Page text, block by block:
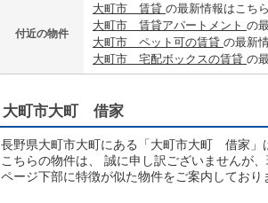
付近の物件
大町市 賃貸 の最新情報はこち
大町市 賃貸アパートメント の
大町市 ペット可の賃貸 の最新
大町市 宅配ボックスの賃貸 の
大町市大町 借家
長野県大町市大町にある「大町市大町 借家」
こちらの物件は、 誠に申し訳ございませんが
ページ下部に特徴が似た物件をご案内しており